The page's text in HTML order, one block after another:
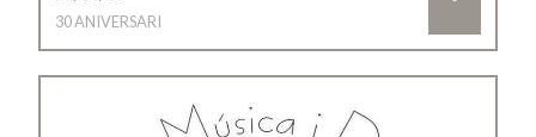
30 ANIVERSARI